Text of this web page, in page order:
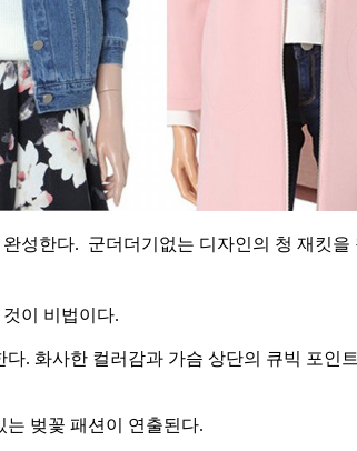
성한다. 군더더기없는 디자인의 청 재킷
이 비법이다.
. 화사한 컬러감과 가슴 상단의 큐빅 포인
벚꽃 패션이 연출된다.